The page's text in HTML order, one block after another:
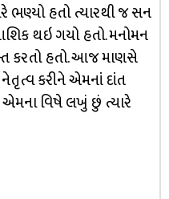
ભણ્યો હતો ત્યારથી જ સન
થઇ ગયો હતો. મનોમન
કરતો હતો. આજ માણસે
કરીને એમનાં દાંત
એમના વિષે લખું છું ત્યારે